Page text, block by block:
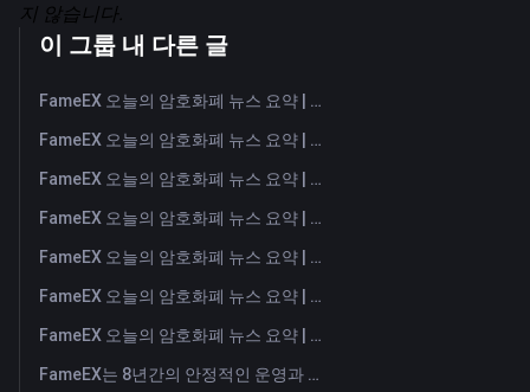
지 않습니다.
이 그룹 내 다른 글
FameEX 오늘의 암호화폐 뉴스 요약 | 2026년 8월 6일
FameEX 오늘의 암호화폐 뉴스 요약 | 2026년 8월 5일
FameEX 오늘의 암호화폐 뉴스 요약 | 2026년 8월 4일
FameEX 오늘의 암호화폐 뉴스 요약 | 2026년 8월 3일
FameEX 오늘의 암호화폐 뉴스 요약 | 2026년 7월 31일
FameEX 오늘의 암호화폐 뉴스 요약 | 2026년 7월 30일
FameEX 오늘의 암호화폐 뉴스 요약 | 2026년 7월 29일
FameEX는 8년간의 안정적인 운영과 글로벌 성장을 통해 사용자 신뢰를 더욱 강화했습니다